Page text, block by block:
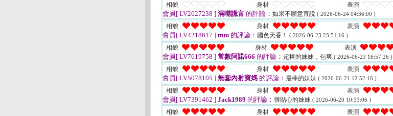
相貌 身材 表演
會員[ LV2627238 ] 滿嘴謊言 的評論： 如果不願意直說 ( 2026-06-24 04:36:00 )
相貌 身材 表演
會員[ LV4218617 ] ttuu 的評論： 國色天香！ ( 2026-06-23 23:51:16 )
相貌 身材 表演
會員[ LV7619758 ] 常數阿諾666 的評論： 超棒的妹妹，包爽 ( 2026-06-23 16:57:26 )
相貌 身材 表演
會員[ LV5078105 ] 無套內射寶媽 的評論： 最棒的妹妹 ( 2026-06-21 12:52:16 )
相貌 身材 表演
會員[ LV7391462 ] Jack1989 的評論： 很貼心的妹妹 ( 2026-06-20 10:33:06 )
相貌 身材 表演